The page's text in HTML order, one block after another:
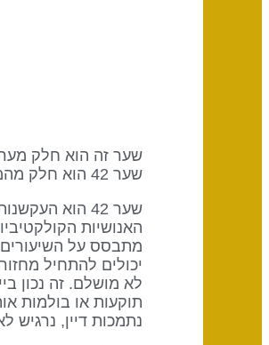
שער 42 הוא חלק מהמעגל הקולקטיבי הרגשי (אבסטרקטי) עם מילת המפתח "שיתוף".
שער 42 הוא
האנושיות
מתבסס על השיעורים
יכולים להתחיל
לא מושלם. זה נכון
תוקעות או בולמות
נתמכות דיין, נרגיש